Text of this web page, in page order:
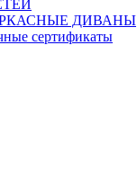
ДИВАНЫ
сертификаты